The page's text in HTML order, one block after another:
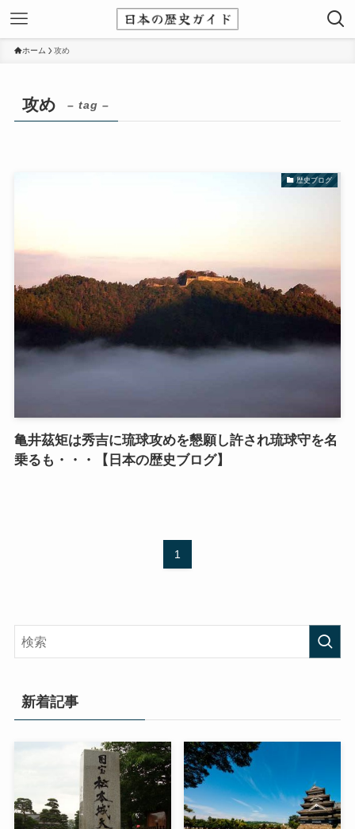
ホーム 攻め
攻め – tag –
歴史ブログ
亀井茲矩は秀吉に琉球攻めを懇願し許され琉球守を名
乗るも・・・【日本の歴史ブログ】
1
新着記事